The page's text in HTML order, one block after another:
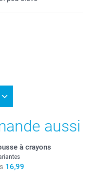
aussi
à crayons
16,99